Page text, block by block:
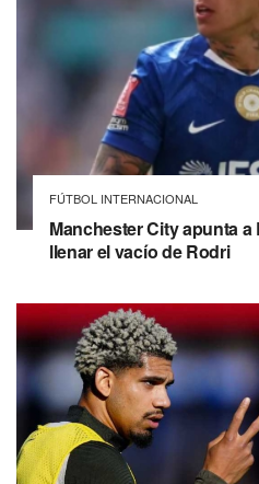
FÚTBOL INTERNACIONAL
Manchester City apunta
llenar el vacío de Rodri